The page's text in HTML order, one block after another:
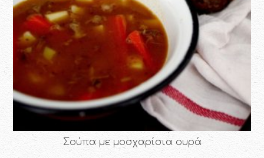
Σούπα με μοσχαρίσια ουρά